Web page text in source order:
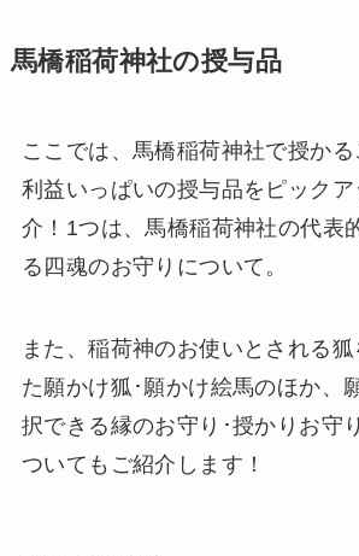
馬橋稲荷神社の授与品
ここでは、馬橋稲荷神社で授か
利益いっぱいの授与品をピック
介！1つは、馬橋稲荷神社の代表
る四魂のお守りについて。
また、稲荷神のお使いとされる
た願かけ狐･願かけ絵馬のほか、
択できる縁のお守り･授かりお守
ついてもご紹介します！